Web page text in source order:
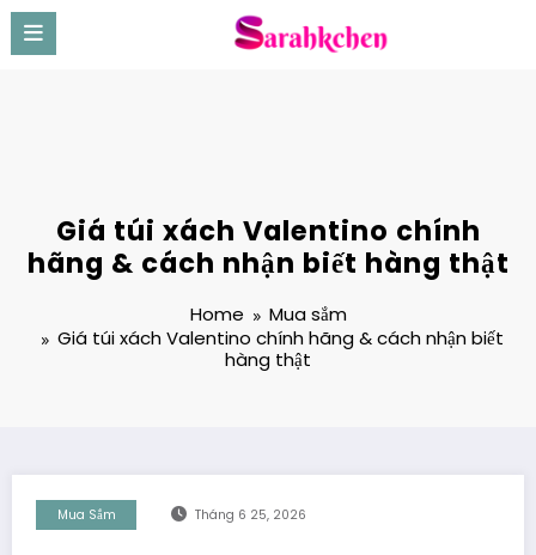
Skip
content
Giá túi xách Valentino chính
hãng & cách nhận biết hàng thật
Home
Mua sắm
Giá túi xách Valentino chính hãng & cách nhận biết
hàng thật
Mua Sắm Tháng 6 25, 2026